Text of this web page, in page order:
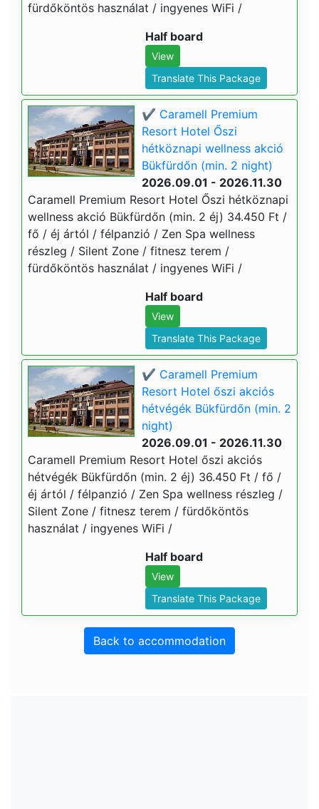
fürdőköntös használat / ingyenes WiFi /
Half board
View
Translate This Package
✔️ Caramell Premium
Resort Hotel Őszi
hétköznapi wellness akció
Bükfürdőn (min. 2 night)
2026.09.01 - 2026.11.30
Caramell Premium Resort Hotel Őszi hétköznapi
wellness akció Bükfürdőn (min. 2 éj) 34.450 Ft /
fő / éj ártól / félpanzió / Zen Spa wellness
részleg / Silent Zone / fitnesz terem /
fürdőköntös használat / ingyenes WiFi /
Half board
View
Translate This Package
✔️ Caramell Premium
Resort Hotel őszi akciós
hétvégék Bükfürdőn (min. 2
night)
2026.09.01 - 2026.11.30
Caramell Premium Resort Hotel őszi akciós
hétvégék Bükfürdőn (min. 2 éj) 36.450 Ft / fő /
éj ártól / félpanzió / Zen Spa wellness részleg /
Silent Zone / fitnesz terem / fürdőköntös
használat / ingyenes WiFi /
Half board
View
Translate This Package
Back to accommodation